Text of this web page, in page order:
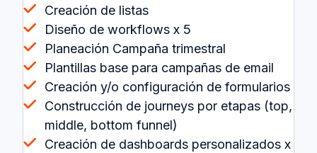
Creación de listas
Diseño de workflows x 5
Planeación Campaña trimestral
Plantillas base para campañas de email
Creación y/o configuración de formularios
Construcción de journeys por etapas (top,
middle, bottom funnel)
Creación de dashboards personalizados x